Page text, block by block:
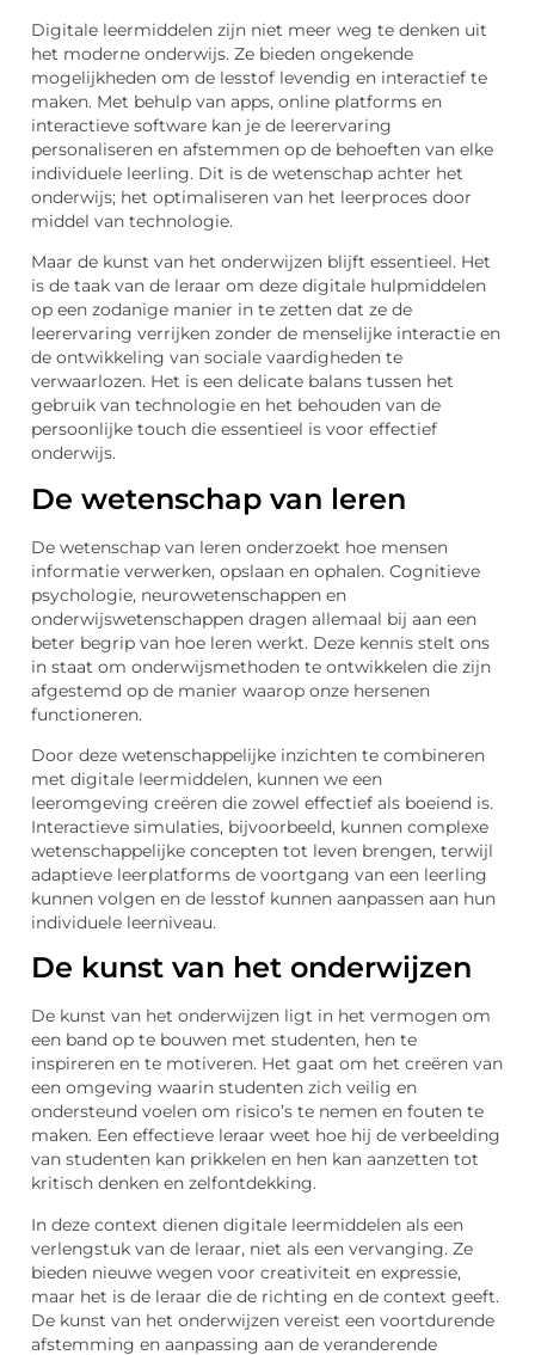
Digitale leermiddelen zijn niet meer weg te denken uit
het moderne onderwijs. Ze bieden ongekende
mogelijkheden om de lesstof levendig en interactief te
maken. Met behulp van apps, online platforms en
interactieve software kan je de leerervaring
personaliseren en afstemmen op de behoeften van elke
individuele leerling. Dit is de wetenschap achter het
onderwijs; het optimaliseren van het leerproces door
middel van technologie.
Maar de kunst van het onderwijzen blijft essentieel. Het
is de taak van de leraar om deze digitale hulpmiddelen
op een zodanige manier in te zetten dat ze de
leerervaring verrijken zonder de menselijke interactie en
de ontwikkeling van sociale vaardigheden te
verwaarlozen. Het is een delicate balans tussen het
gebruik van technologie en het behouden van de
persoonlijke touch die essentieel is voor effectief
onderwijs.
De wetenschap van leren
De wetenschap van leren onderzoekt hoe mensen
informatie verwerken, opslaan en ophalen. Cognitieve
psychologie, neurowetenschappen en
onderwijswetenschappen dragen allemaal bij aan een
beter begrip van hoe leren werkt. Deze kennis stelt ons
in staat om onderwijsmethoden te ontwikkelen die zijn
afgestemd op de manier waarop onze hersenen
functioneren.
Door deze wetenschappelijke inzichten te combineren
met digitale leermiddelen, kunnen we een
leeromgeving creëren die zowel effectief als boeiend is.
Interactieve simulaties, bijvoorbeeld, kunnen complexe
wetenschappelijke concepten tot leven brengen, terwijl
adaptieve leerplatforms de voortgang van een leerling
kunnen volgen en de lesstof kunnen aanpassen aan hun
individuele leerniveau.
De kunst van het onderwijzen
De kunst van het onderwijzen ligt in het vermogen om
een band op te bouwen met studenten, hen te
inspireren en te motiveren. Het gaat om het creëren van
een omgeving waarin studenten zich veilig en
ondersteund voelen om risico’s te nemen en fouten te
maken. Een effectieve leraar weet hoe hij de verbeelding
van studenten kan prikkelen en hen kan aanzetten tot
kritisch denken en zelfontdekking.
In deze context dienen digitale leermiddelen als een
verlengstuk van de leraar, niet als een vervanging. Ze
bieden nieuwe wegen voor creativiteit en expressie,
maar het is de leraar die de richting en de context geeft.
De kunst van het onderwijzen vereist een voortdurende
afstemming en aanpassing aan de veranderende